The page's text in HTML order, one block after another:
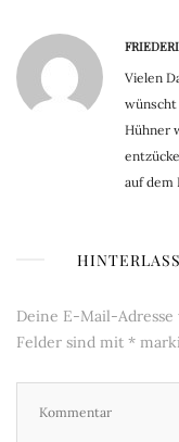
Vielen
wünscht
Hühner
auf dem
Deine E-Mail-
Felder sind mit *